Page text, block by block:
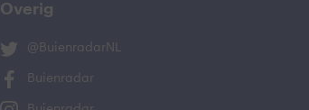
Overig
@BuienradarNL
Buienradar